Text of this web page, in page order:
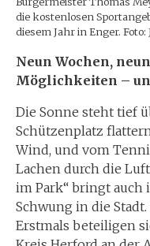
die kostenlosen
diesem Jahr in Enger. Foto:
Neun Wochen,
Möglichkeiten –
Die Sonne steht tief
Schützenplatz
Wind, und vom
Lachen durch die
im Park“ bringt auch
Schwung in die
Erstmals beteiligen